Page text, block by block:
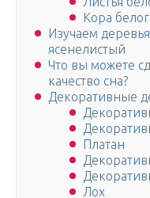
Кора
Изучаем
ясенелистый
Что вы можете
качество сна?
Декоративные
Платан
Лох